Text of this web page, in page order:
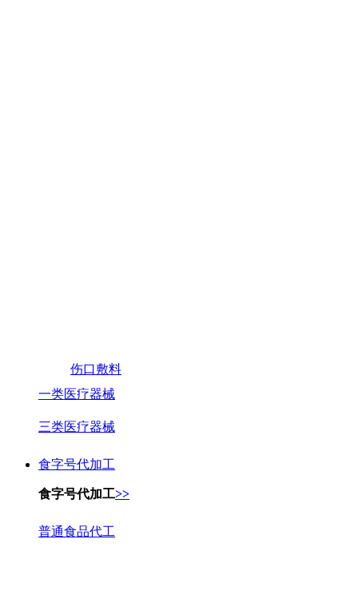
伤口敷料
一类医疗器械
三类医疗器械
食字号代加工
食字号代加工>>
普通食品代工